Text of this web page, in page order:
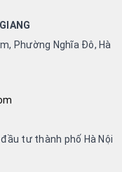
Phường Nghĩa Đô, Hà
tư thành phố Hà Nội